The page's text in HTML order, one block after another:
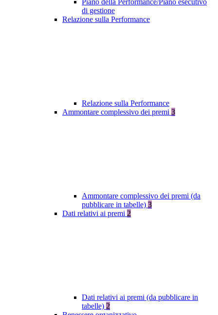
Piano della Performance/Piano esecutivo
di gestione
Relazione sulla Performance
Relazione sulla Performance
Ammontare complessivo dei premi 3
Ammontare complessivo dei premi (da
pubblicare in tabelle) 3
Dati relativi ai premi 2
Dati relativi ai premi (da pubblicare in
tabelle) 2